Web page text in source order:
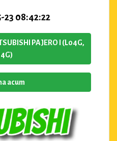
23 08:42:22
PAJERO I (L04G,
acum